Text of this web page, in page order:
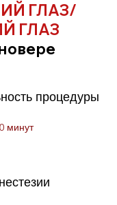
ГЛАЗ/
ГЛАЗ
процедуры
минут